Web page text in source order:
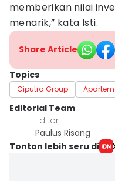
memberikan nilai
menarik,” kata Isti.
Share Article
Topics
Ciputra Group
Editorial Team
Editor
Paulus Risang
Tonton lebih seru di